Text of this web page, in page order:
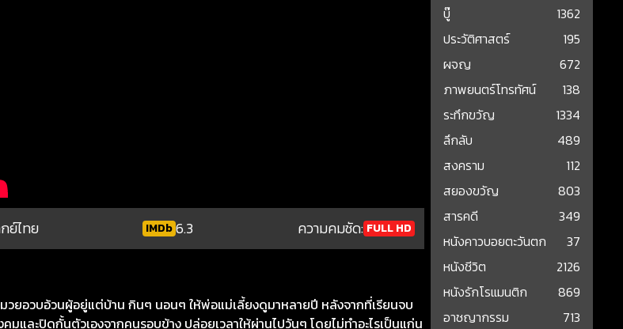
ย์ไทย IMDb 6.3 ความคมชัด: FULL HD
วยอวบอ้วนผู้อยู่แต่บ้าน กินๆ นอนๆ ให้พ่อแม่เลี้ยงดูมาหลายปี หลังจากที่เรียนจบ
มและปิดกั้นตัวเองจากคนรอบข้าง ปล่อยเวลาให้ผ่านไปวันๆ โดยไม่ทำอะไรเป็นแก่น
บู๊
1362
ประวัติศาสตร์
195
ผจญ
672
ภาพยนตร์โทรทัศน์
138
ระทึกขวัญ
1334
ลึกลับ
489
สงคราม
112
สยองขวัญ
803
สารคดี
349
หนังคาวบอยตะวันตก
37
หนังชีวิต
2126
หนังรักโรแมนติก
869
อาชญากรรม
713